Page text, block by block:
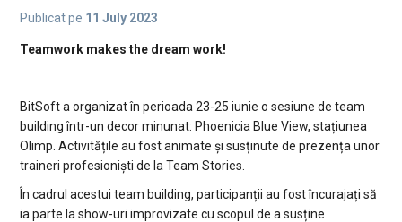
Publicat pe 11 July 2023
Teamwork makes the dream work!
BitSoft a organizat în perioada 23-25 iunie o sesiune de team
building într-un decor minunat: Phoenicia Blue View, stațiunea
Olimp. Activitățile au fost animate și susținute de prezența unor
traineri profesioniști de la Team Stories.
În cadrul acestui team building, participanții au fost încurajați să
ia parte la show-uri improvizate cu scopul de a susține